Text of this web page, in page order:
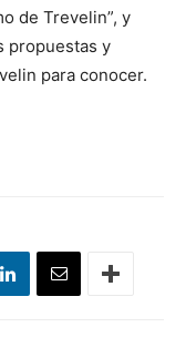
de Trevelin”, y
propuestas y
para conocer.